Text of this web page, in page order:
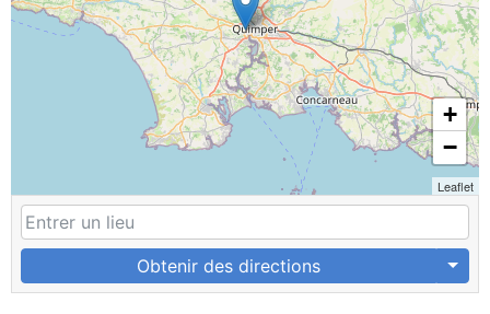
+
−
Leaflet
Obtenir des directions